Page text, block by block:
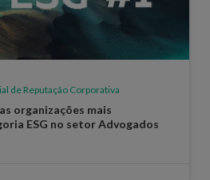
de Reputação Corporativa
organizações mais
ESG no setor Advogados